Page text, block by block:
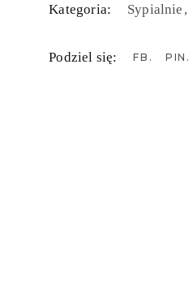
Kategoria: Sypialnie
Podziel się: FB PIN